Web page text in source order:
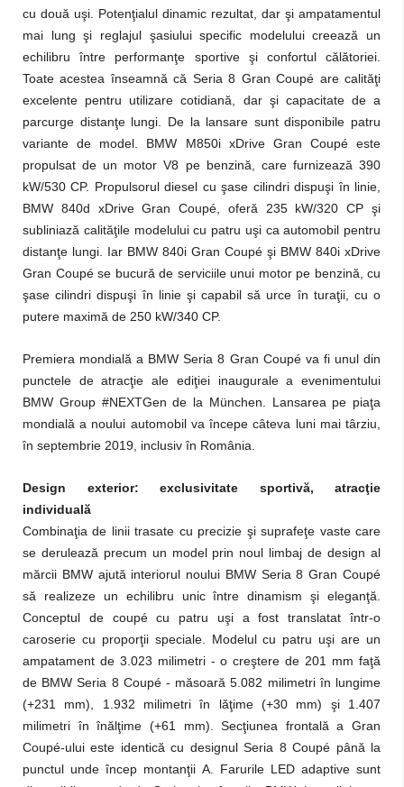
cu două uşi. Potenţialul dinamic rezultat, dar şi ampatamentul
mai lung şi reglajul şasiului specific modelului creează un
echilibru între performanţe sportive şi confortul călătoriei.
Toate acestea înseamnă că Seria 8 Gran Coupé are calităţi
excelente pentru utilizare cotidiană, dar şi capacitate de a
parcurge distanţe lungi. De la lansare sunt disponibile patru
variante de model. BMW M850i xDrive Gran Coupé este
propulsat de un motor V8 pe benzină, care furnizează 390
kW/530 CP. Propulsorul diesel cu şase cilindri dispuşi în linie,
BMW 840d xDrive Gran Coupé, oferă 235 kW/320 CP şi
subliniază calităţile modelului cu patru uşi ca automobil pentru
distanţe lungi. Iar BMW 840i Gran Coupé şi BMW 840i xDrive
Gran Coupé se bucură de serviciile unui motor pe benzină, cu
şase cilindri dispuşi în linie şi capabil să urce în turaţii, cu o
putere maximă de 250 kW/340 CP.
Premiera mondială a BMW Seria 8 Gran Coupé va fi unul din
punctele de atracţie ale ediţiei inaugurale a evenimentului
BMW Group #NEXTGen de la München. Lansarea pe piaţa
mondială a noului automobil va începe câteva luni mai târziu,
în septembrie 2019, inclusiv în România.
Design exterior: exclusivitate sportivă, atracţie
individuală
Combinaţia de linii trasate cu precizie şi suprafeţe vaste care
se derulează precum un model prin noul limbaj de design al
mărcii BMW ajută interiorul noului BMW Seria 8 Gran Coupé
să realizeze un echilibru unic între dinamism şi eleganţă.
Conceptul de coupé cu patru uşi a fost translatat într-o
caroserie cu proporţii speciale. Modelul cu patru uşi are un
ampatament de 3.023 milimetri - o creştere de 201 mm faţă
de BMW Seria 8 Coupé - măsoară 5.082 milimetri în lungime
(+231 mm), 1.932 milimetri în lăţime (+30 mm) şi 1.407
milimetri în înălţime (+61 mm). Secţiunea frontală a Gran
Coupé-ului este identică cu designul Seria 8 Coupé până la
punctul unde încep montanţii A. Farurile LED adaptive sunt